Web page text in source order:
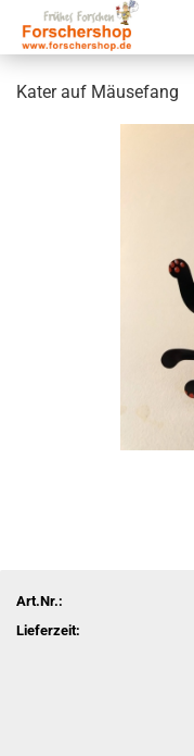
Kater auf Mäusefang
Art.Nr.:
Lieferzeit: